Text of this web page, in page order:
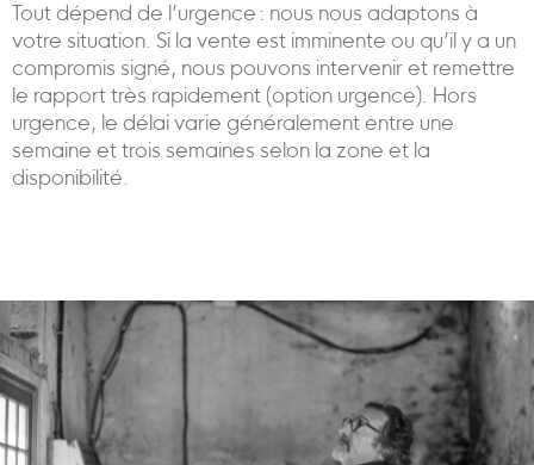
Tout dépend de l’urgence : nous nous adaptons à
votre situation. Si la vente est imminente ou qu’il y a un
compromis signé, nous pouvons intervenir et remettre
le rapport très rapidement (option urgence). Hors
urgence, le délai varie généralement entre une
semaine et trois semaines selon la zone et la
disponibilité.